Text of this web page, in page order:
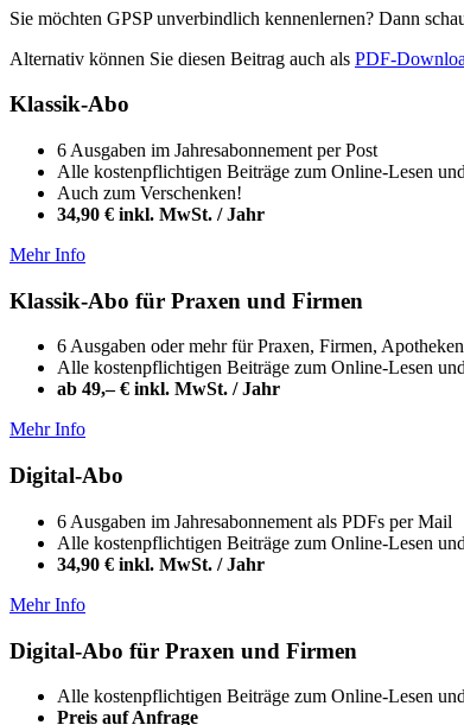
Sie möchten GPSP unverbindlich kennenlernen? Dann
Alternativ können Sie diesen Beitrag auch als PDF-
Klassik-Abo
6 Ausgaben im Jahresabonnement per Post
Alle kostenpflichtigen Beiträge zum Online-Lesen
Auch zum Verschenken!
34,90 € inkl. MwSt. / Jahr
Mehr Info
Klassik-Abo für Praxen und Firmen
6 Ausgaben oder mehr für Praxen, Firmen,
Alle kostenpflichtigen Beiträge zum Online-Lesen
ab 49,– € inkl. MwSt. / Jahr
Mehr Info
Digital-Abo
6 Ausgaben im Jahresabonnement als PDFs per Mail
Alle kostenpflichtigen Beiträge zum Online-Lesen
34,90 € inkl. MwSt. / Jahr
Mehr Info
Digital-Abo für Praxen und Firmen
Alle kostenpflichtigen Beiträge zum Online-Lesen
Preis auf Anfrage